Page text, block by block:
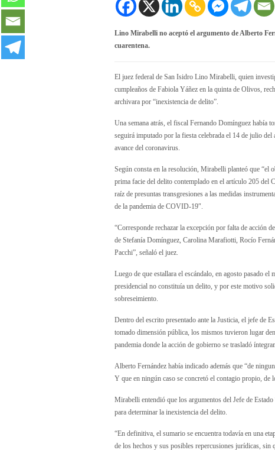
Lino Mirabelli no aceptó el argumento de Alberto
cuarentena.
El juez federal de San Isidro Lino Mirabelli, quien
cumpleaños de Fabiola Yáñez en la quinta de Olivos,
archivara por “inexistencia de delito”.
Una semana atrás, el fiscal Fernando Domínguez había
seguirá imputado por la fiesta celebrada el 14 de julio
avance del coronavirus.
Según consta en la resolución, Mirabelli planteó que “el
prima facie del delito contemplado en el artículo 205 del
raíz de presuntas transgresiones a las medidas
de la pandemia de COVID-19″.
“Corresponde rechazar la excepción por falta de acción
de Stefanía Domínguez, Carolina Marafiotti, Rocío
Pacchi”, señaló el juez.
Luego de que estallara el escándalo, en agosto pasado
presidencial no constituía un delito, y por este motivo
sobreseimiento.
Dentro del escrito presentado ante la Justicia, el jefe de
tomado dimensión pública, los mismos tuvieron lugar
pandemia donde la acción de gobierno se trasladó
Alberto Fernández había indicado además que “de
Y que en ningún caso se concretó el contagio propio, de
Mirabelli entendió que los argumentos del Jefe de
para determinar la inexistencia del delito.
“En definitiva, el sumario se encuentra todavía en una
de los hechos y sus posibles repercusiones jurídicas, sin